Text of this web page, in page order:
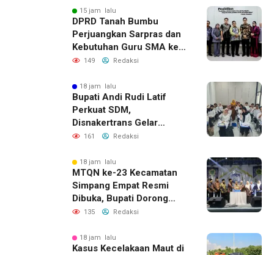
15 jam lalu
DPRD Tanah Bumbu
Perjuangkan Sarpras dan
Kebutuhan Guru SMA ke
Pemprov Kalsel
149 Redaksi
18 jam lalu
Bupati Andi Rudi Latif
Perkuat SDM,
Disnakertrans Gelar
Pelatihan Desain Grafis
161 Redaksi
18 jam lalu
MTQN ke-23 Kecamatan
Simpang Empat Resmi
Dibuka, Bupati Dorong
Lahirnya Generasi Qur’ani
135 Redaksi
18 jam lalu
Kasus Kecelakaan Maut di